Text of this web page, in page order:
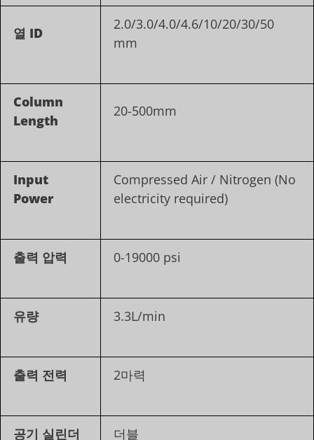
열 ID
2.0/3.0/4.0/4.6/10/20/30/50
mm
Column
Length
20-500mm
Input
Power
Compressed Air / Nitrogen (No
electricity required)
출력 압력 0-19000 psi
유량 3.3L/min
출력 전력 2마력
공기 실린더 더블